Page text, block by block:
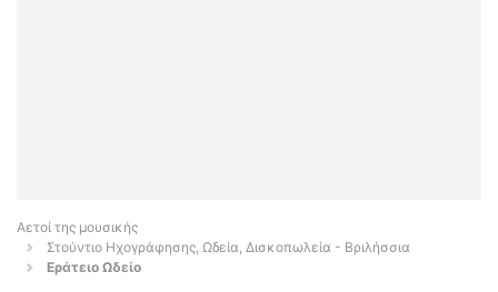
Αετοί της μουσικής
Στούντιο Ηχογράφησης, Ωδεία, Δισκοπωλεία - Βριλήσσια
Εράτειο Ωδείο